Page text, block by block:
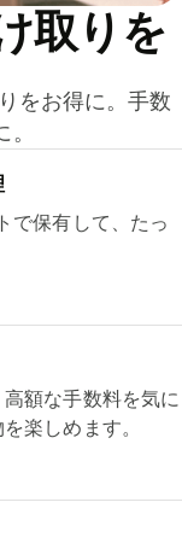
取りを
をお得に。手数
で保有して、たっ
額な手数料を気に
楽しめます。